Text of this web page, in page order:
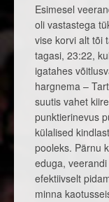
Esimesel
oli vastastega
vise korvi alt tõi
tagasi, 23:22,
igatahes
hargnema –
suutis vahet
punktierinevus
külalised
pooleks. Pärnu
eduga,
efektiivselt
minna